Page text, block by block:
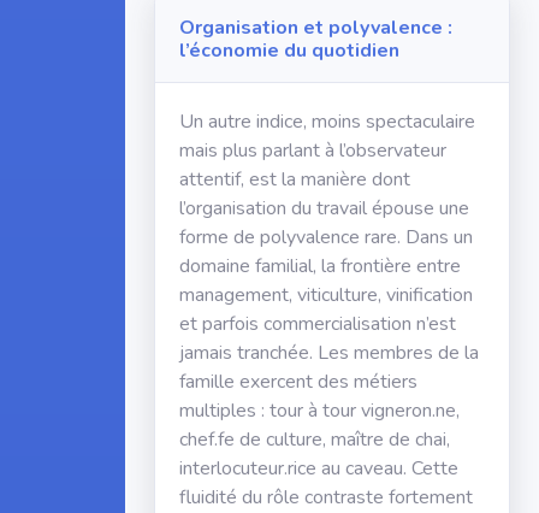
Organisation et polyvalence :
l’économie du quotidien
Un autre indice, moins spectaculaire
mais plus parlant à l’observateur
attentif, est la manière dont
l’organisation du travail épouse une
forme de polyvalence rare. Dans un
domaine familial, la frontière entre
management, viticulture, vinification
et parfois commercialisation n’est
jamais tranchée. Les membres de la
famille exercent des métiers
multiples : tour à tour vigneron.ne,
chef.fe de culture, maître de chai,
interlocuteur.rice au caveau. Cette
fluidité du rôle contraste fortement